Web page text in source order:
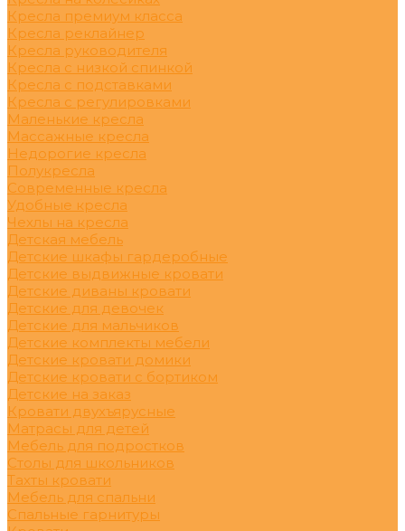
Кресла премиум класса
Кресла реклайнер
Кресла руководителя
Кресла с низкой спинкой
Кресла с подставками
Кресла с регулировками
Маленькие кресла
Массажные кресла
Недорогие кресла
Полукресла
Современные кресла
Удобные кресла
Чехлы на кресла
Детская мебель
Детские шкафы гардеробные
Детские выдвижные кровати
Детские диваны кровати
Детские для девочек
Детские для мальчиков
Детские комплекты мебели
Детские кровати домики
Детские кровати с бортиком
Детские на заказ
Кровати двухъярусные
Матрасы для детей
Мебель для подростков
Столы для школьников
Тахты кровати
Мебель для спальни
Спальные гарнитуры